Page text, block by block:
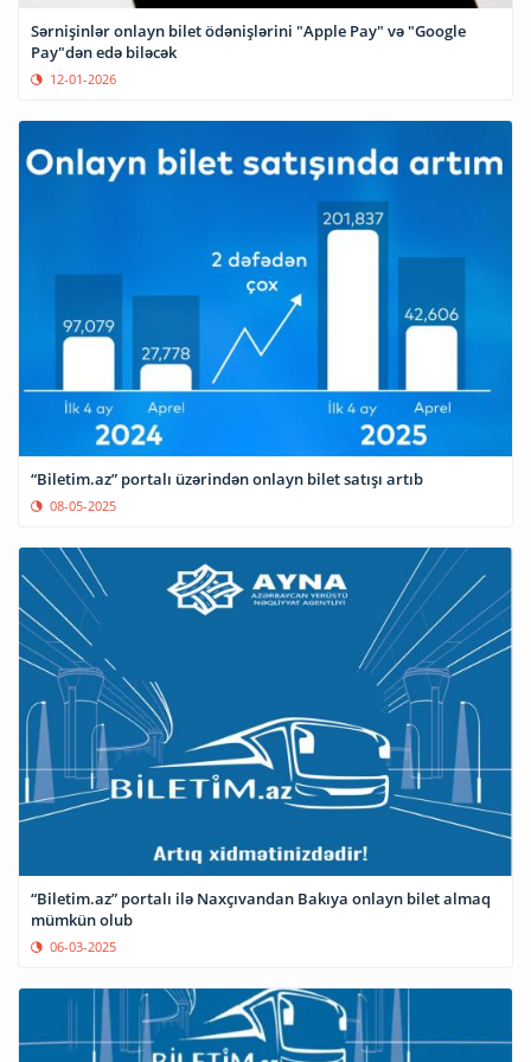
Sərnişinlər onlayn bilet ödənişlərini "Apple Pay" və "Google
Pay"dən edə biləcək
12-01-2026
“Biletim.az” portalı üzərindən onlayn bilet satışı artıb
08-05-2025
“Biletim.az” portalı ilə Naxçıvandan Bakıya onlayn bilet almaq
mümkün olub
06-03-2025